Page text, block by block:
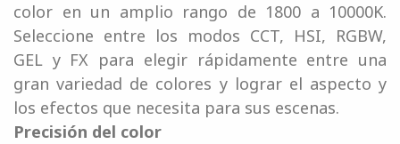
color en un amplio rango de 1800 a 10000K.
Seleccione entre los modos CCT, HSI, RGBW,
GEL y FX para elegir rápidamente entre una
gran variedad de colores y lograr el aspecto y
los efectos que necesita para sus escenas.
Precisión del color